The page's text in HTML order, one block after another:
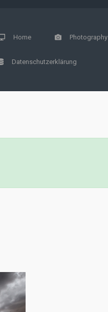
Home Photography
Datenschutzerklärung